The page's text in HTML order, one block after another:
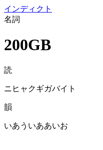
インディクト
名詞
200GB
読
ニヒャクギガバイト
韻
いあういああいお